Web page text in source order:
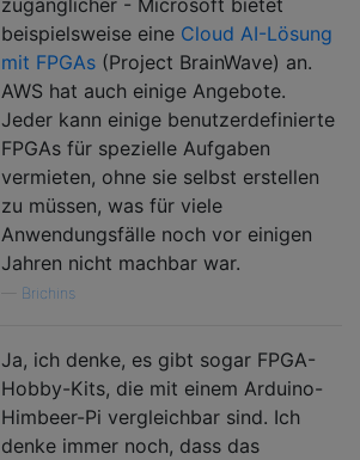
beispielsweise eine Cloud AI-Lösung
mit FPGAs (Project BrainWave) an.
AWS hat auch einige Angebote.
Jeder kann einige benutzerdefinierte
FPGAs für spezielle Aufgaben
vermieten, ohne sie selbst erstellen
zu müssen, was für viele
Anwendungsfälle noch vor einigen
Jahren nicht machbar war.
Brichins
Ja, ich denke, es gibt sogar FPGA-
Hobby-Kits, die mit einem Arduino-
Himbeer-Pi vergleichbar sind. Ich
denke immer noch, dass das